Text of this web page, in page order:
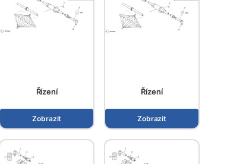
Řízení
Zobrazit
Řízení
Zobrazit